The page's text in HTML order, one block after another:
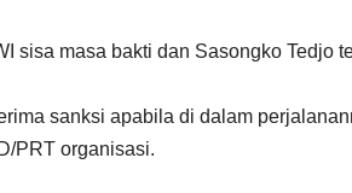
sisa masa bakti dan Sasongko Tedjo
sanksi apabila di dalam
PRT organisasi.